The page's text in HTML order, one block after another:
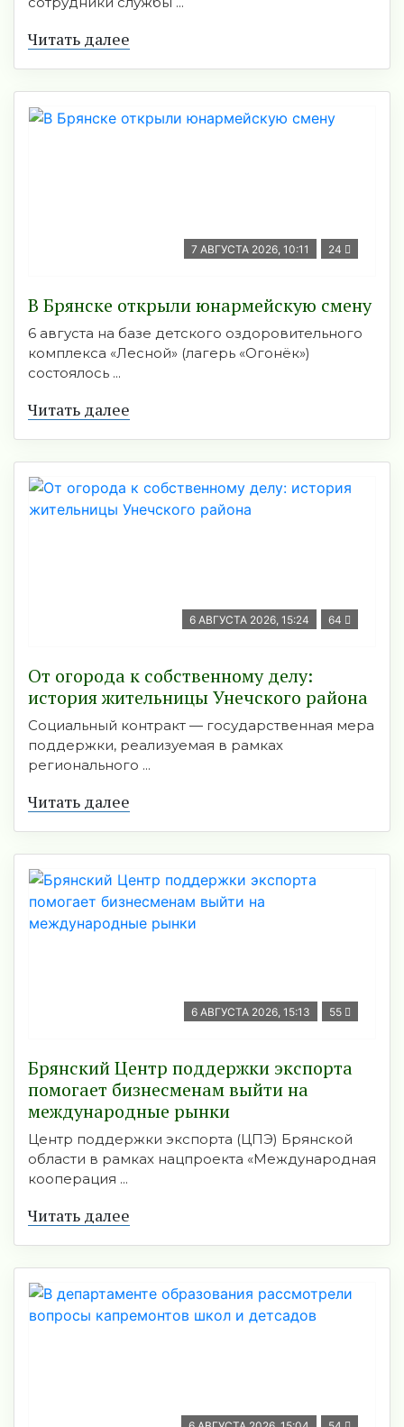
Читать далее
7 АВГУСТА 2026, 10:11 24
В Брянске открыли юнармейскую смену
6 августа на базе детского оздоровительного
комплекса «Лесной» (лагерь «Огонёк»)
состоялось ...
Читать далее
6 АВГУСТА 2026, 15:24 64
От огорода к собственному делу:
история жительницы Унечского района
Социальный контракт — государственная мера
поддержки, реализуемая в рамках
регионального ...
Читать далее
6 АВГУСТА 2026, 15:13 55
Брянский Центр поддержки экспорта
помогает бизнесменам выйти на
международные рынки
Центр поддержки экспорта (ЦПЭ) Брянской
области в рамках нацпроекта «Международная
кооперация ...
Читать далее